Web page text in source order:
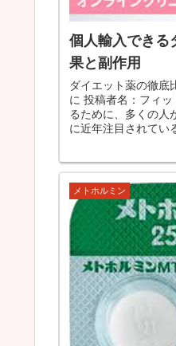
個人輸入できる
果と副作用
ダイエット薬の徹底
に 投稿者名：フィットネス探求
るために、多くの人
に近年注目されてい
メトホルミン